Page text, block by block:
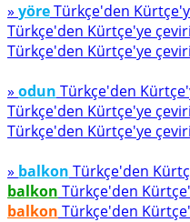
» yöreTürkçe'den
Türkçe'den Kürtçe'ye
Türkçe'den Kürtçe'ye
» odun Türkçe'den
Türkçe'den Kürtçe'ye
Türkçe'den Kürtçe'ye
» balkon Türkçe'den
balkon Türkçe'den
balkon Türkçe'den